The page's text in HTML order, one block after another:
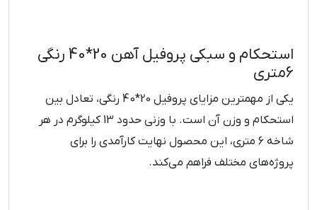
استحکام و سبکی پروفیل آهن 20*40 رنگی
6متری
یکی از مهمترین مزایای پروفیل 20*40 رنگی، تعادل بین
استحکام و وزن آن است. با وزنی حدود 13 کیلوگرم در هر
شاخه 6 متری، این محصول نهایت کارآمدی را برای
پروژه‌های مختلف فراهم می‌کند.